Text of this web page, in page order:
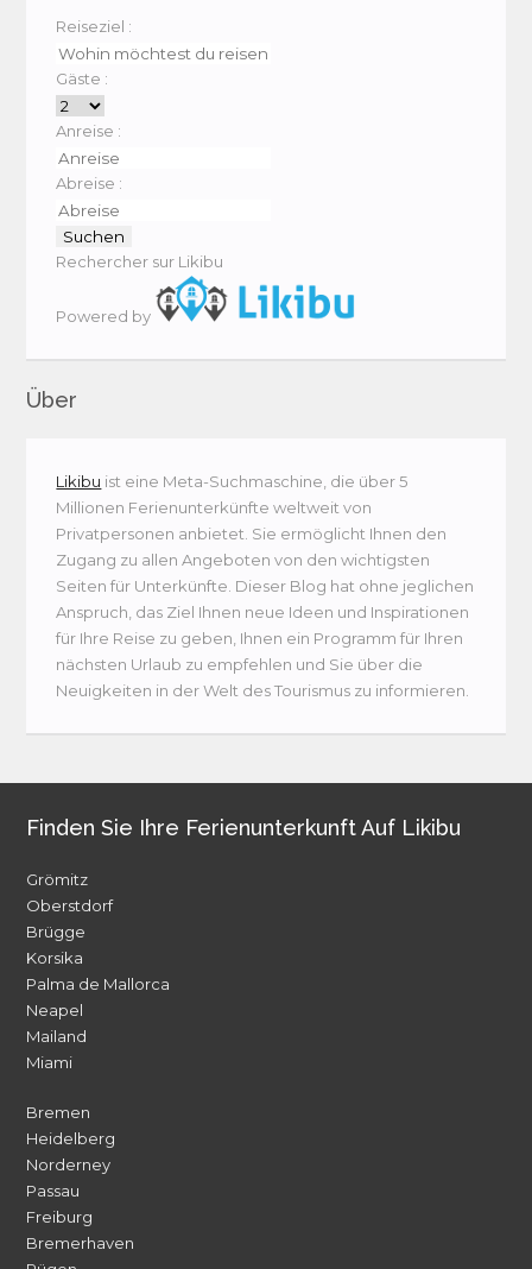
Reiseziel :
Gäste :
Anreise :
Abreise :
Rechercher sur Likibu
Powered by
Über
Likibu ist eine Meta-Suchmaschine, die über 5
Millionen Ferienunterkünfte weltweit von
Privatpersonen anbietet. Sie ermöglicht Ihnen den
Zugang zu allen Angeboten von den wichtigsten
Seiten für Unterkünfte. Dieser Blog hat ohne jeglichen
Anspruch, das Ziel Ihnen neue Ideen und Inspirationen
für Ihre Reise zu geben, Ihnen ein Programm für Ihren
nächsten Urlaub zu empfehlen und Sie über die
Neuigkeiten in der Welt des Tourismus zu informieren.
Finden Sie Ihre Ferienunterkunft Auf Likibu
Grömitz
Oberstdorf
Brügge
Korsika
Palma de Mallorca
Neapel
Mailand
Miami
Bremen
Heidelberg
Norderney
Passau
Freiburg
Bremerhaven